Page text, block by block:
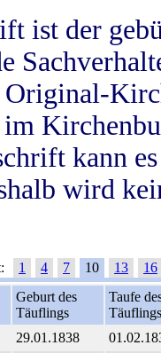
ist der
kann
wird
1 4 7 10 13
16
Geburt des
Täuflings
Taufe
Täuflings
29.01.1838